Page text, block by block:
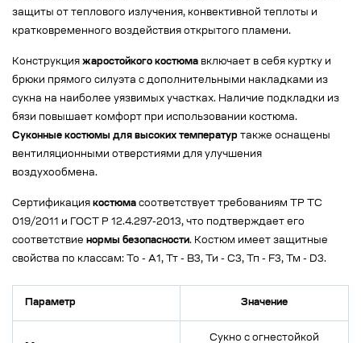
защиты от теплового излучения, конвективной теплоты и
кратковременного воздействия открытого пламени.
Конструкция жаростойкого костюма включает в себя куртку и
брюки прямого силуэта с дополнительными накладками из
сукна на наиболее уязвимых участках. Наличие подкладки из
бязи повышает комфорт при использовании костюма.
Суконные костюмы для высоких температур также оснащены
вентиляционными отверстиями для улучшения
воздухообмена.
Сертификация костюма соответствует требованиям ТР ТС
019/2011 и ГОСТ Р 12.4.297-2013, что подтверждает его
соответствие нормы безопасности. Костюм имеет защитные
свойства по классам: То - А1, Тт - В3, Ти - С3, Тп - F3, Тм - D3.
Параметр Значение
Сукно с огнестойкой